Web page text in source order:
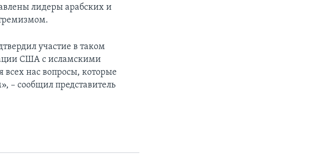
лидеры арабских и
участие в таком
США с исламскими
всех нас вопросы, которые
– сообщил представитель